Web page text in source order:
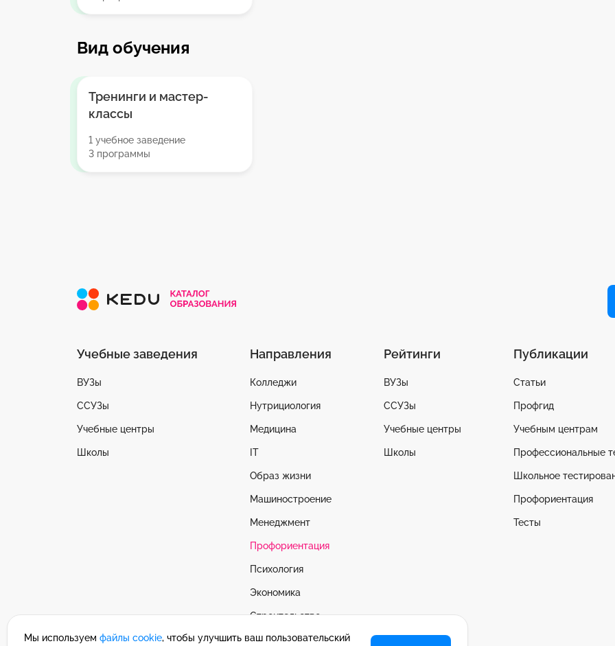
Вид обучения
Тренинги и мастер-
классы
1 учебное заведение
3 программы
Учебные заведения
ВУЗы
ССУЗы
Учебные центры
Школы
Направления
Колледжи
Нутрициология
Медицина
IT
Образ жизни
Машиностроение
Менеджмент
Профориентация
Психология
Экономика
Строительство
Смотреть все
Рейтинги
ВУЗы
ССУЗы
Учебные центры
Школы
Публикации
Статьи
Профгид
Учебным центрам
Профессиональные
Школьное
Профориентация
Тесты
Мы используем файлы cookie, чтобы улучшить ваш пользовательский